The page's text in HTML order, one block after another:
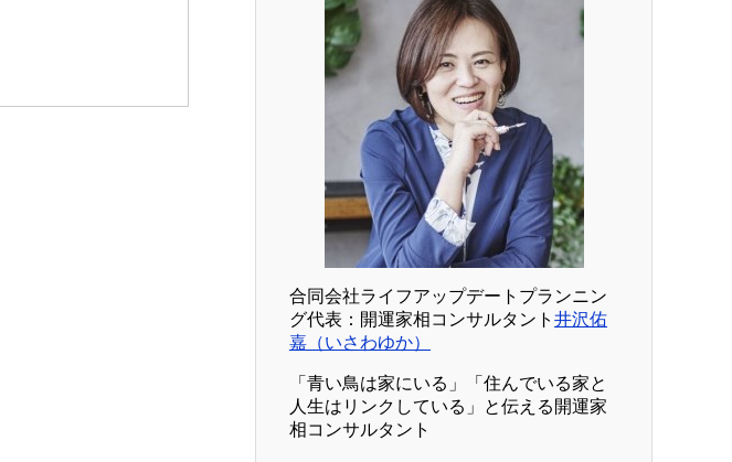
合同会社ライフアップデートプランニン
グ代表：開運家相コンサルタント 井沢佑
嘉（いさわゆか）
「青い鳥は家にいる」「住んでいる家と
人生はリンクしている」と伝える開運家
相コンサルタント